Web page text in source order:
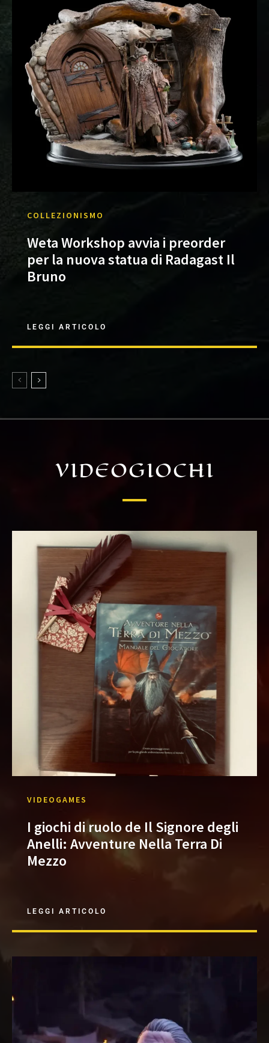
COLLEZIONISMO
Weta Workshop avvia i preorder
per la nuova statua di Radagast Il
Bruno
LEGGI ARTICOLO
VIDEOGIOCHI
VIDEOGAMES
I giochi di ruolo de Il Signore degli
Anelli: Avventure Nella Terra Di
Mezzo
LEGGI ARTICOLO